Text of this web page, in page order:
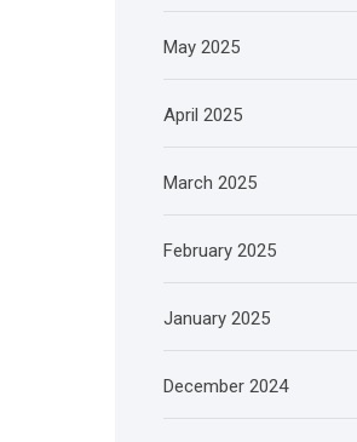
May 2025
April 2025
March 2025
February 2025
January 2025
December 2024